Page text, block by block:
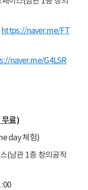
https://naver.me/FT
naver.me/G4LSR
무료)
day 체험)
(남관 1층 창의공작